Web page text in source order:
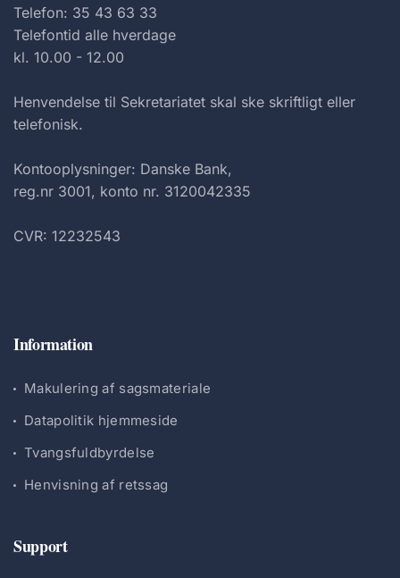
Telefon: 35 43 63 33
Telefontid alle hverdage
kl. 10.00 - 12.00
Henvendelse til Sekretariatet skal ske skriftligt eller
telefonisk.
Kontooplysninger: Danske Bank,
reg.nr 3001, konto nr. 3120042335
CVR: 12232543
Information
Makulering af sagsmateriale
Datapolitik hjemmeside
Tvangsfuldbyrdelse
Henvisning af retssag
Support